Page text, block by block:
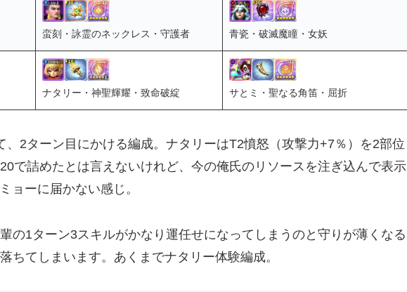
蛮刻・詠霊のネックレス・守護者 青瓷・破滅魔瞳・女妖
ナタリー・神聖輝耀・致命破綻 サとミ・聖なる角笛・屈折
、2ターン目にかける編成。ナタリーはT2憤怒（攻撃力+7％）を2部位
で詰めたとは言えないけれど、今の俺氏のリソースを注ぎ込んで表示
ョーに届かない感じ。
の1ターン3スキルがかなり運任せになってしまうのと守りが薄くなる
ちてしまいます。あくまでナタリー体験編成。